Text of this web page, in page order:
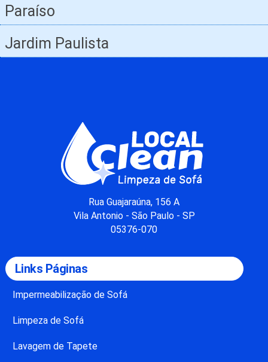
Paraíso
Jardim Paulista
Rua Guajaraúna, 156 A
Vila Antonio - São Paulo - SP
05376-070
Links Páginas
Impermeabilização de Sofá
Limpeza de Sofá
Lavagem de Tapete